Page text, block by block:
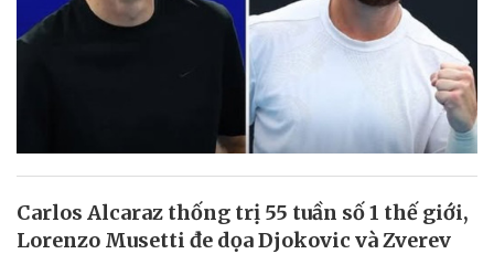
Carlos Alcaraz thống trị 55 tuần số 1 thế giới,
Lorenzo Musetti đe dọa Djokovic và Zverev